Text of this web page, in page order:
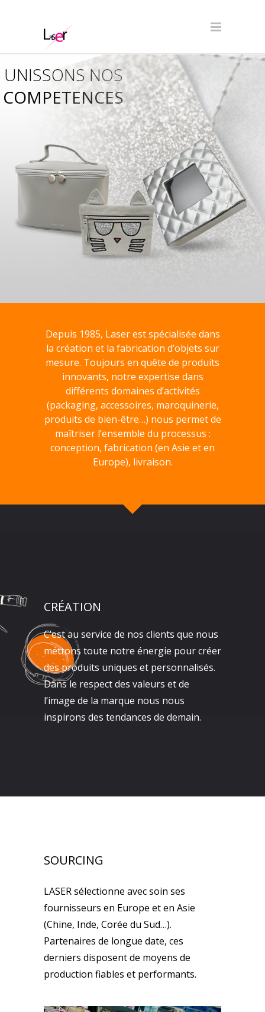
COMPETENCES
UNISSONS NOS
Depuis 1985, Laser est spécialisée dans
la création et la fabrication d’objets sur
mesure. Toujours en quête de produits
innovants, notre expertise dans
différents domaines d’activités
(packaging, accessoires, maroquinerie,
produits de bien-être…) nous permet de
maîtriser l’ensemble du processus :
conception, fabrication (en Asie et en
Europe), livraison.
CRÉATION
C’est au service de nos clients que nous
mettons toute notre énergie pour créer
des produits uniques et personnalisés.
Dans le respect des valeurs et de
l’image de la marque nous nous
inspirons des tendances de demain.
SOURCING
LASER sélectionne avec soin ses
fournisseurs en Europe et en Asie
(Chine, Inde, Corée du Sud…).
Partenaires de longue date, ces
derniers disposent de moyens de
production fiables et performants.